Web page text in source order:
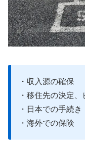
・収入源の確保
・移住先の決定
・日本での手続き
・海外での保険